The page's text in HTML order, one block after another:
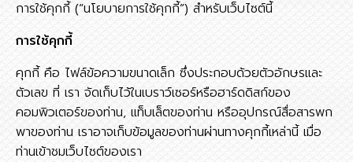
การใช้คุกกี้ (“นโยบายการใช้คุกกี้”) สำหรับเว็บไซต์นี้
การใช้คุกกี้
คุกกี้ คือ ไฟล์ข้อความขนาดเล็ก ซึ่งประกอบด้วยตัวอักษรและ
ตัวเลข ที่ เรา จัดเก็บไว้ในเบราว์เซอร์หรือฮาร์ดดิสก์ของ
คอมพิวเตอร์ของท่าน, แท็บเล็ตของท่าน หรืออุปกรณ์สื่อสารพก
พาของท่าน เราอาจเก็บข้อมูลของท่านผ่านทางคุกกี้เหล่านี้ เมื่อ
ท่านเข้าชมเว็บไซต์ของเรา